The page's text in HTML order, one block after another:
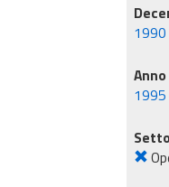
Anno
1995